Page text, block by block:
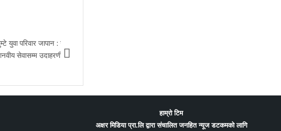
युवा परिवार जापान : खेलकुददेखि शिक्षा र
सेवासम्म उदाहरणीय अभियान
हाम्रो टिम
अक्षर मिडिया प्रा.लि द्वारा संचालित जनहित न्यूज डटकमको लागि